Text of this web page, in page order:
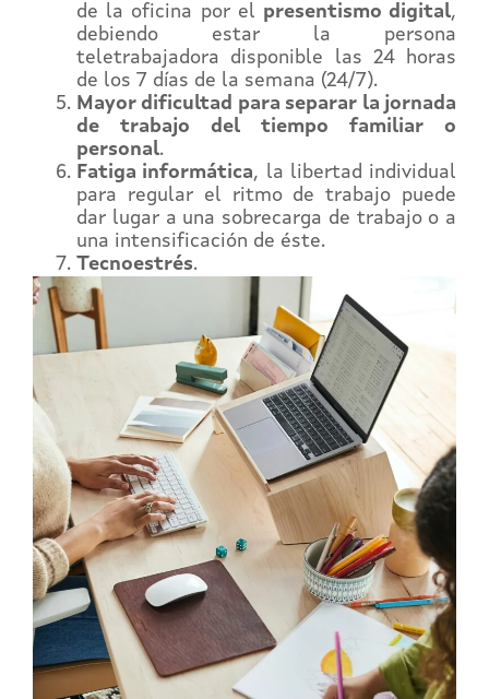
de la oficina por el presentismo digital,
debiendo estar la persona
teletrabajadora disponible las 24 horas
de los 7 días de la semana (24/7).
Mayor dificultad para separar la jornada
de trabajo del tiempo familiar o
personal.
Fatiga informática, la libertad individual
para regular el ritmo de trabajo puede
dar lugar a una sobrecarga de trabajo o a
una intensificación de éste.
Tecnoestrés.